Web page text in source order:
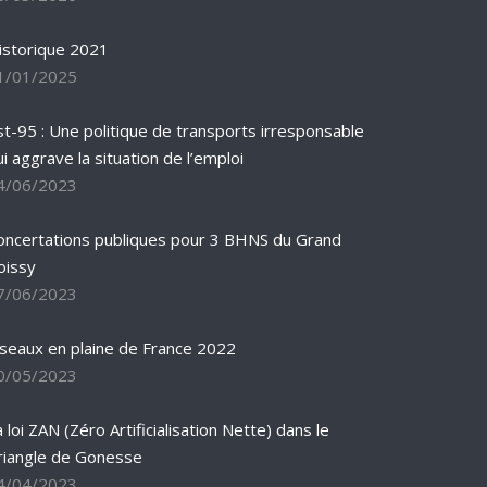
2021
01/2025
95 : Une politique de transports irresponsable
aggrave la situation de l’emploi
06/2023
publiques pour 3 BHNS du Grand
06/2023
en plaine de France 2022
05/2023
loi ZAN (Zéro Artificialisation Nette) dans le
de Gonesse